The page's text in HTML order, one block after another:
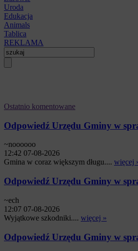
Uroda
Edukacja
Animals
Tablica
REKLAMA
Ostatnio komentowane
Odpowiedź Urzędu Gminy w
~noooooo
12:42 07-08-2026
Gmina w coraz większym długu.... więcej
Odpowiedź Urzędu Gminy w
~ech
12:07 07-08-2026
Wyjątkowe szkodniki.... więcej »
Odpowiedź Urzędu Gminy w